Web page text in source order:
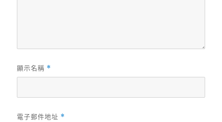
顯示名稱 *
電子郵件地址 *